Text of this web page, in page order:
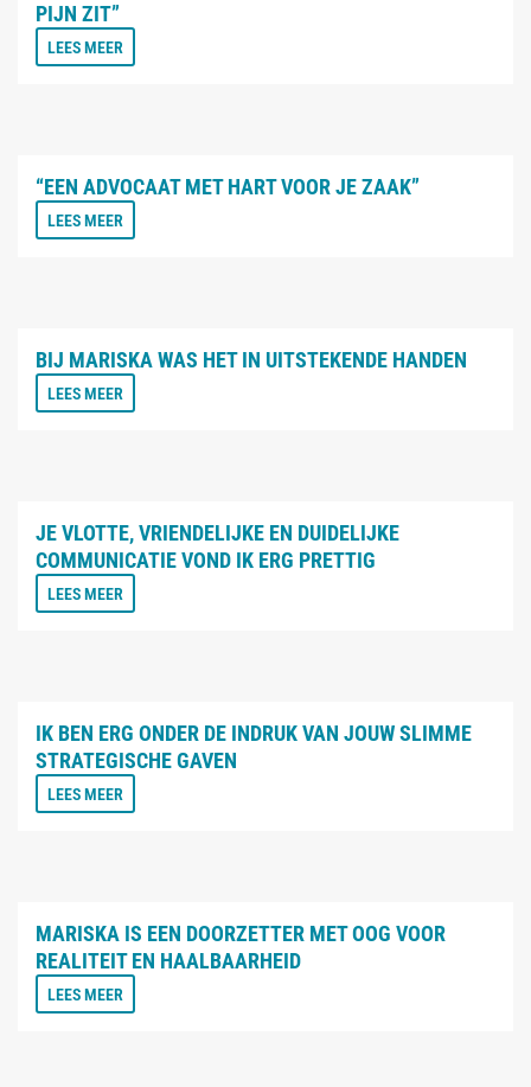
PIJN ZIT”
LEES MEER
“EEN ADVOCAAT MET HART VOOR JE ZAAK”
LEES MEER
BIJ MARISKA WAS HET IN UITSTEKENDE HANDEN
LEES MEER
JE VLOTTE, VRIENDELIJKE EN DUIDELIJKE
COMMUNICATIE VOND IK ERG PRETTIG
LEES MEER
IK BEN ERG ONDER DE INDRUK VAN JOUW SLIMME
STRATEGISCHE GAVEN
LEES MEER
MARISKA IS EEN DOORZETTER MET OOG VOOR
REALITEIT EN HAALBAARHEID
LEES MEER